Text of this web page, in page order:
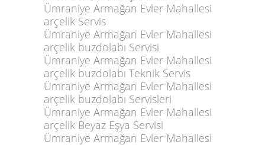
Ümraniye Armağan Evler Mahallesi
arçelik Servis
Ümraniye Armağan Evler Mahallesi
arçelik buzdolabı Servisi
Ümraniye Armağan Evler Mahallesi
arçelik buzdolabı Teknik Servis
Ümraniye Armağan Evler Mahallesi
arçelik buzdolabı Servisleri
Ümraniye Armağan Evler Mahallesi
arçelik Beyaz Eşya Servisi
Ümraniye Armağan Evler Mahallesi